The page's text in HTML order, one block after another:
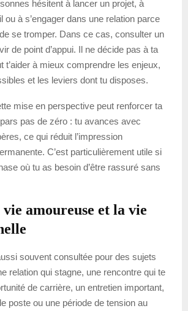
hésitent à lancer un projet, à
ou à s’engager dans une relation parce
se tromper. Dans ce cas, consulter un
de point d’appui. Il ne décide pas à ta
t’aider à mieux comprendre les enjeux,
et les leviers dont tu disposes.
mise en perspective peut renforcer ta
pas de zéro : tu avances avec
ce qui réduit l’impression
C’est particulièrement utile si
où tu as besoin d’être rassuré sans
amoureuse et la vie
souvent consultée pour des sujets
relation qui stagne, une rencontre qui te
de carrière, un entretien important,
poste ou une période de tension au